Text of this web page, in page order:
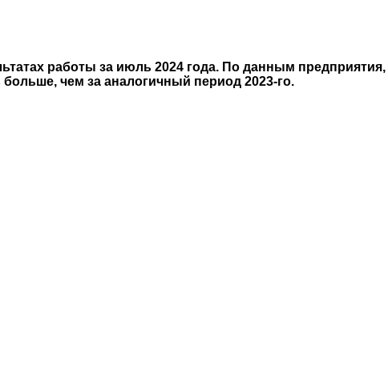
работы за июль 2024 года. По данным
чем за аналогичный период 2023-го.